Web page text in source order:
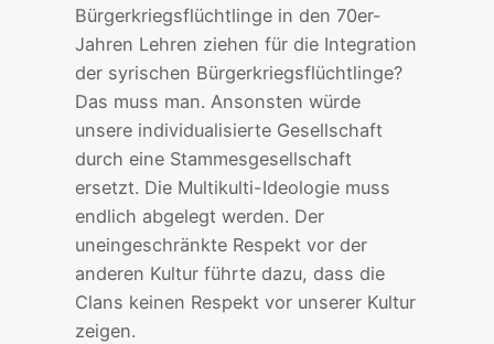
Bürgerkriegsflüchtlinge in den 70er-
Jahren Lehren ziehen für die Integration
der syrischen Bürgerkriegsflüchtlinge?
Das muss man. Ansonsten würde
unsere individualisierte Gesellschaft
durch eine Stammesgesellschaft
ersetzt. Die Multikulti-Ideologie muss
endlich abgelegt werden. Der
uneingeschränkte Respekt vor der
anderen Kultur führte dazu, dass die
Clans keinen Respekt vor unserer Kultur
zeigen.